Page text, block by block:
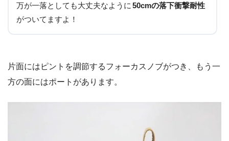
万が一落としても大丈夫なように 50cmの落下衝撃耐性
がついてますよ！
片面にはピントを調節するフォーカスノブがつき、もう一
方の面にはポートがあります。